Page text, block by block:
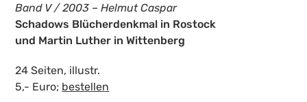
Band V / 2003 – Helmut Caspar
Schadows Blücherdenkmal in Rostock
und Martin Luther in Wittenberg
24 Seiten, illustr.
5,- Euro; bestellen